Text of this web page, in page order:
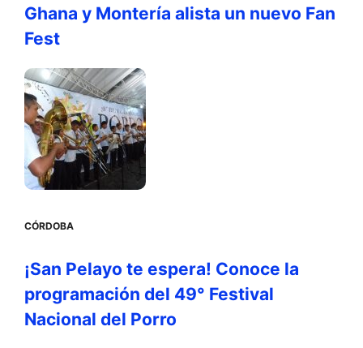
Ghana y Montería alista un nuevo Fan
Fest
CÓRDOBA
¡San Pelayo te espera! Conoce la
programación del 49° Festival
Nacional del Porro